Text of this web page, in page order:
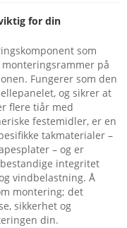
for din
som
på
Fungerer som den
og sikrer at
flere tiår med
festemidler, er en
takmaterialer –
– og er
integritet
vindbelastning. Å
montering; det
sikkerhet og
din.